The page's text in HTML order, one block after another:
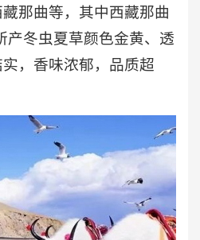
那曲等，其中西藏那曲
产冬虫夏草颜色金黄、透
，香味浓郁，品质超